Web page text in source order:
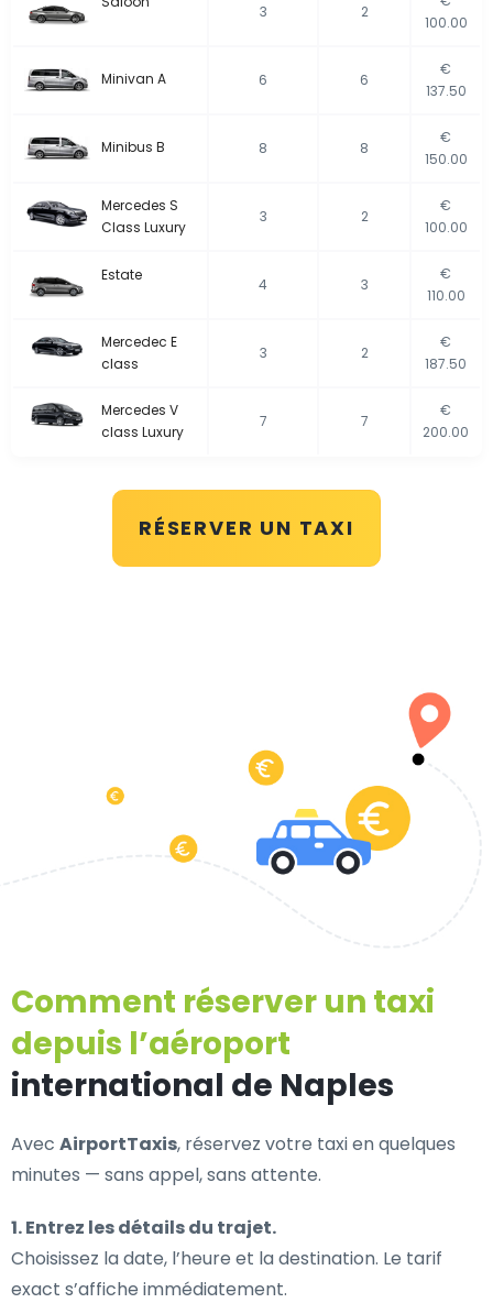
3 2
100.00
Minivan A 6 6
€
137.50
Minibus B 8 8
€
150.00
Mercedes S
Class Luxury
3 2
€
100.00
Estate
4 3
€
110.00
Mercedec E
class
3 2
€
187.50
Mercedes V
class Luxury
7 7
€
200.00
RÉSERVER UN TAXI
Comment réserver un taxi
depuis l’aéroport
international de Naples
Avec AirportTaxis, réservez votre taxi en quelques
minutes — sans appel, sans attente.
1. Entrez les détails du trajet.
Choisissez la date, l’heure et la destination. Le tarif
exact s’affiche immédiatement.